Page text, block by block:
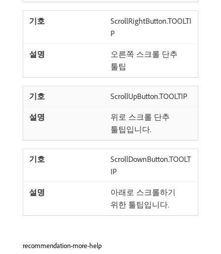
ScrollRightButton.TOOLTI
P
오른쪽 스크롤 단추
툴팁
ScrollUpButton.TOOLTIP
위로 스크롤 단추
툴팁입니다.
ScrollDownButton.TOOLT
IP
아래로 스크롤하기
위한 툴팁입니다.
recommendation-more-help